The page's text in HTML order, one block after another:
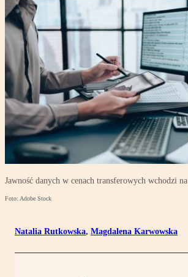
Jawność danych w cenach transferowych wchodzi
Foto: Adobe Stock
Natalia Rutkowska, Magdalena Karwowska